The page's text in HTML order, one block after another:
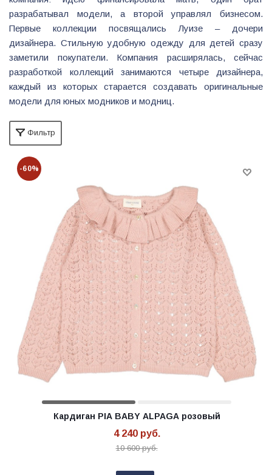
разрабатывал модели, а второй управлял бизнесом.
Первые коллекции посвящались Луизе – дочери
дизайнера. Стильную удобную одежду для детей сразу
заметили покупатели. Компания расширялась, сейчас
разработкой коллекций занимаются четыре дизайнера,
каждый из которых старается создавать оригинальные
модели для юных модников и модниц.
Фильтр
-60%
Кардиган PIA BABY ALPAGA розовый
4 240руб.
10 600руб.